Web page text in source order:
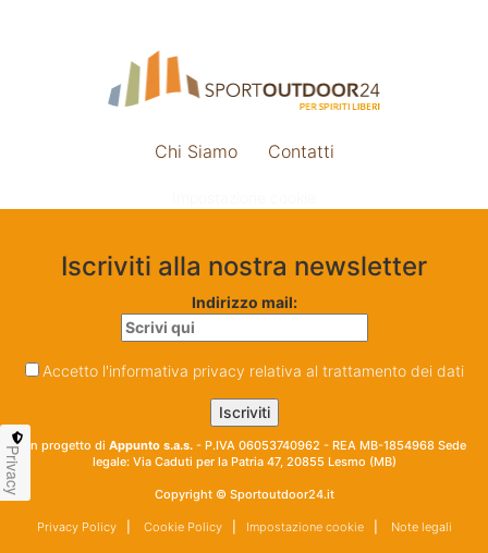
Chi Siamo Contatti
Iscriviti alla nostra newsletter
Indirizzo mail:
Accetto l'informativa privacy relativa al trattamento dei dati
Un progetto di Appunto s.a.s. - P.IVA 06053740962 - REA MB-1854968 Sede
legale: Via Caduti per la Patria 47, 20855 Lesmo (MB)
Copyright © Sportoutdoor24.it
Privacy Policy| Cookie Policy| Impostazione cookie| Note legali
Privacy